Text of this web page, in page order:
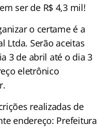
ser de R$ 4,3 mil!
o certame é a
Ltda. Serão aceitas
3 de abril até o dia 3
eletrônico
realizadas de
endereço: Prefeitura